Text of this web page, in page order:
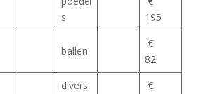
s
195
ballen
€
82
divers
€